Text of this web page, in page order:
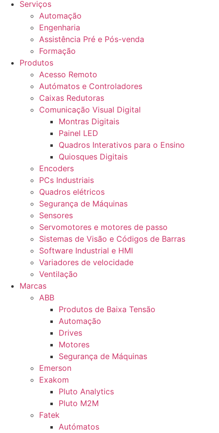
Serviços
Automação
Engenharia
Assistência Pré e Pós-venda
Formação
Produtos
Acesso Remoto
Autómatos e Controladores
Caixas Redutoras
Comunicação Visual Digital
Montras Digitais
Painel LED
Quadros Interativos para o Ensino
Quiosques Digitais
Encoders
PCs Industriais
Quadros elétricos
Segurança de Máquinas
Sensores
Servomotores e motores de passo
Sistemas de Visão e Códigos de Barras
Software Industrial e HMI
Variadores de velocidade
Ventilação
Marcas
ABB
Produtos de Baixa Tensão
Automação
Drives
Motores
Segurança de Máquinas
Emerson
Exakom
Pluto Analytics
Pluto M2M
Fatek
Autómatos